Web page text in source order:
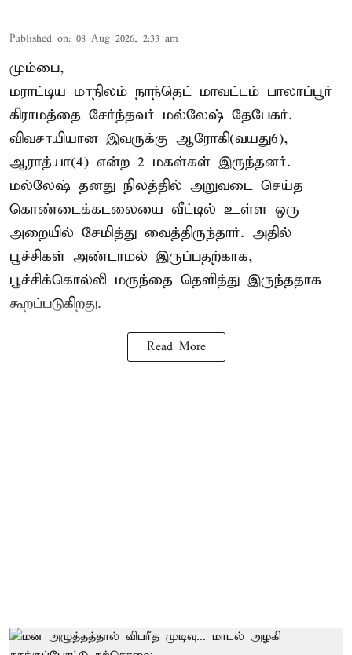
Published on: 08 Aug 2026, 2:33 am
மும்பை,
மராட்டிய மாநிலம் நாந்தெட் மாவட்டம் பாலாப்பூர்
கிராமத்தை சேர்ந்தவர் மல்லேஷ் தேபேகர்.
விவசாயியான இவருக்கு ஆரோகி(வயது6),
ஆராத்யா(4) என்ற 2 மகள்கள் இருந்தனர்.
மல்லேஷ் தனது நிலத்தில் அறுவடை செய்த
கொண்டைக்கடலையை வீட்டில் உள்ள ஒரு
அறையில் சேமித்து வைத்திருந்தார். அதில்
பூச்சிகள் அண்டாமல் இருப்பதற்காக,
பூச்சிக்கொல்லி மருந்தை தெளித்து இருந்ததாக
கூறப்படுகிறது.
Read More